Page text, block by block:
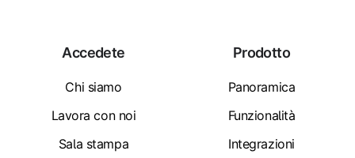
Accedete
Chi siamo
Lavora con noi
Sala stampa
Prodotto
Panoramica
Funzionalità
Integrazioni